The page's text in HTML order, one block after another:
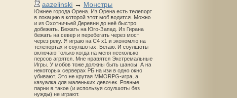
aazelinski → Монстры
Южнее города Орена. Из Орена есть телепорт
в локацию в которой этот моб водится. Можно
и из Охотничьей Деревни до неё быстро
добежать. Бежать на Юго-Запад. Из Гирана
бежать на север и перебегать через мост
через реку. Я играю на С4 х1 и экономлю на
телепортах и соулшотах. Бегаю. И соулшоты
включаю только когда на меня несколько
персов агрятся. Мне нравятся Экстремальные
Игры. У мобов тоже должны быть шансы! А на
некоторых серверах РБ на изи в одно окно
убивают. Это не крутая MMORPG-игра, а
казуалка для маленьких девочек. Ровные
парни в такое (и используя соулшоты без
нужды) не играют.